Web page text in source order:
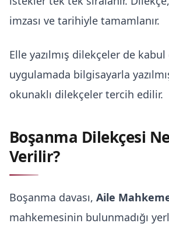
imzası ve tarihiyle tamamlanır.
Elle yazılmış dilekçeler de
uygulamada bilgisayarla
okunaklı dilekçeler tercih edilir.
Boşanma Dilekçesi
Verilir?
Boşanma davası, Aile
mahkemesinin bulunmadığı